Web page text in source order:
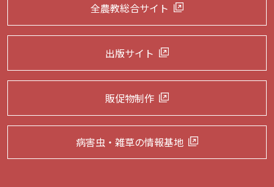
全農教総合サイト
出版サイト
販促物制作
病害虫・雑草の情報基地